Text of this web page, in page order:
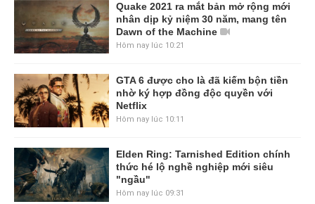
Quake 2021 ra mắt bản mở rộng mới
nhân dịp kỷ niệm 30 năm, mang tên
Dawn of the Machine
Hôm nay lúc 10:21
GTA 6 được cho là đã kiếm bộn tiền
nhờ ký hợp đồng độc quyền với
Netflix
Hôm nay lúc 10:11
Elden Ring: Tarnished Edition chính
thức hé lộ nghề nghiệp mới siêu
"ngầu"
Hôm nay lúc 09:31